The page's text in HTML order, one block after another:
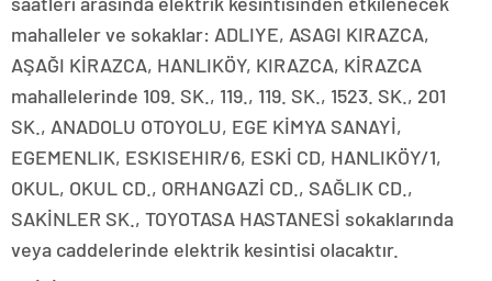
mahalleler ve sokaklar: ADLIYE, ASAGI KIRAZCA,
AŞAĞI KİRAZCA, HANLIKÖY, KIRAZCA, KİRAZCA
mahallelerinde 109. SK., 119., 119. SK., 1523. SK., 201
SK., ANADOLU OTOYOLU, EGE KİMYA SANAYİ,
EGEMENLIK, ESKISEHIR/6, ESKİ CD, HANLIKÖY/1,
OKUL, OKUL CD., ORHANGAZİ CD., SAĞLIK CD.,
SAKİNLER SK., TOYOTASA HASTANESİ sokaklarında
veya caddelerinde elektrik kesintisi olacaktır.